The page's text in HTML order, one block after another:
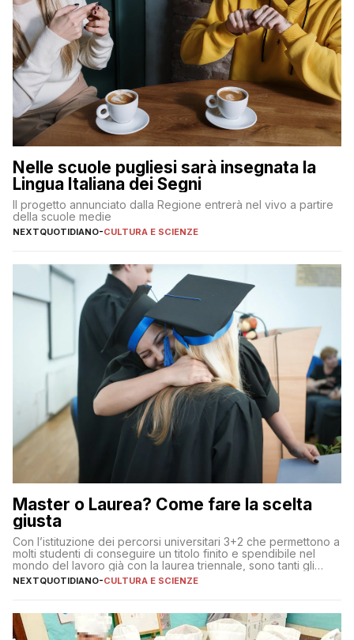
Nelle scuole pugliesi sarà insegnata la
Lingua Italiana dei Segni
Il progetto annunciato dalla Regione entrerà nel vivo a partire
della scuole medie
NEXTQUOTIDIANO-CULTURA E SCIENZE
Master o Laurea? Come fare la scelta
giusta
Con l’istituzione dei percorsi universitari 3+2 che permettono a
molti studenti di conseguire un titolo finito e spendibile nel
mondo del lavoro già con la laurea triennale, sono tanti gli
interrogativi che si pongono gli studenti una volta raggiunto
l’obiettivo di primo livello
NEXTQUOTIDIANO-CULTURA E SCIENZE